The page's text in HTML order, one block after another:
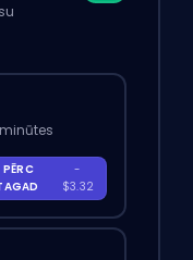
PĒRC
-
$3.32